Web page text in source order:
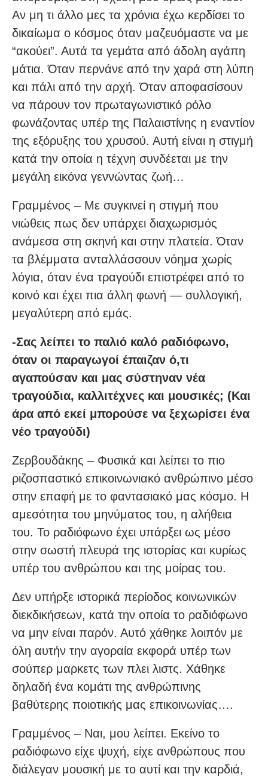
Αν μη τι άλλο μες τα χρόνια έχω κερδίσει το
δικαίωμα ο κόσμος όταν μαζευόμαστε να με
“ακούει”. Αυτά τα γεμάτα από άδολη αγάπη
μάτια. Όταν περνάνε από την χαρά στη λύπη
και πάλι από την αρχή. Όταν αποφασίσουν
να πάρουν τον πρωταγωνιστικό ρόλο
φωνάζοντας υπέρ της Παλαιστίνης η εναντίον
της εξόρυξης του χρυσού. Αυτή είναι η στιγμή
κατά την οποία η τέχνη συνδέεται με την
μεγάλη εικόνα γεννώντας ζωή…
Γραμμένος – Με συγκινεί η στιγμή που
νιώθεις πως δεν υπάρχει διαχωρισμός
ανάμεσα στη σκηνή και στην πλατεία. Όταν
τα βλέμματα ανταλλάσσουν νόημα χωρίς
λόγια, όταν ένα τραγούδι επιστρέφει από το
κοινό και έχει πια άλλη φωνή — συλλογική,
μεγαλύτερη από εμάς.
-Σας λείπει το παλιό καλό ραδιόφωνο,
όταν οι παραγωγοί έπαιζαν ό,τι
αγαπούσαν και μας σύστηναν νέα
τραγούδια, καλλιτέχνες και μουσικές; (Και
άρα από εκεί μπορούσε να ξεχωρίσει ένα
νέο τραγούδι)
Ζερβουδάκης – Φυσικά και λείπει το πιο
ριζοσπαστικό επικοινωνιακό ανθρώπινο μέσο
στην επαφή με το φαντασιακό μας κόσμο. Η
αμεσότητα του μηνύματος του, η αλήθεια
του. Το ραδιόφωνο έχει υπάρξει ως μέσο
στην σωστή πλευρά της ιστορίας και κυρίως
υπέρ του ανθρώπου και της μοίρας του.
Δεν υπήρξε ιστορικά περίοδος κοινωνικών
διεκδικήσεων, κατά την οποία το ραδιόφωνο
να μην είναι παρόν. Αυτό χάθηκε λοιπόν με
όλη αυτήν την αγοραία εκφορά υπέρ των
σούπερ μαρκετς των πλει λιστς. Χάθηκε
δηλαδή ένα κομάτι της ανθρώπινης
βαθύτερης ποιοτικής μας επικοινωνίας….
Γραμμένος – Ναι, μου λείπει. Εκείνο το
ραδιόφωνο είχε ψυχή, είχε ανθρώπους που
διάλεγαν μουσική με το αυτί και την καρδιά,